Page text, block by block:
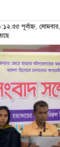
পূর্বাহ্ন,